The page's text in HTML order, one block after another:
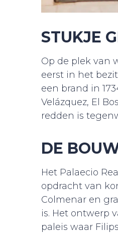
STUKJE
Op de plek van
eerst in het
een brand in
Velázquez, El
redden is
DE
Het Palaecio
opdracht van
Colmenar en
is. Het ontwerp
paleis waar